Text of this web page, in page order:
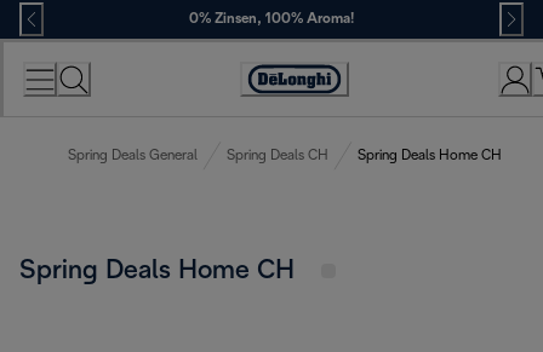
Skip
to
Content
0% Zinsen, 100% Aroma!
Erklärung
Zugänglichkeit
Spring Deals General Spring Deals CH Spring Deals Home CH
Spring Deals Home CH